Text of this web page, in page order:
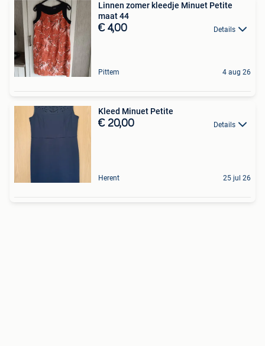
Linnen zomer kleedje Minuet Petite
maat 44
€ 4,00 Details
Pittem 4 aug 26
Kleed Minuet Petite
€ 20,00 Details
Herent 25 jul 26